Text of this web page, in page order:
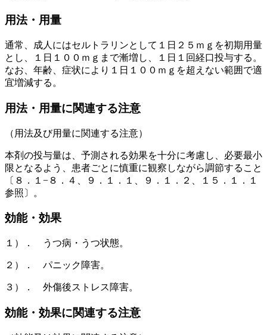
用法・用量
通常、成人にはセルトラリンとして１日２５ｍｇを初期用量
とし、１日１００ｍｇまで漸増し、１日１回経口投与する。
なお、年齢、症状により１日１００ｍｇを超えない範囲で適
宜増減する。
用法・用量に関連する注意
（用法及び用量に関連する注意）
本剤の投与量は、予測される効果を十分に考慮し、必要最小
限となるよう、患者ごとに慎重に観察しながら調節すること
〔８．１−８．４、９．１．１、９．１．２、１５．１．１
参照〕。
効能・効果
１）． うつ病・うつ状態。
２）． パニック障害。
３）． 外傷後ストレス障害。
効能・効果に関連する注意